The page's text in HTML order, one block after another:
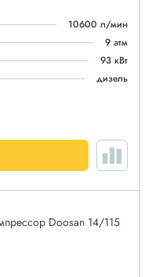
10600 л/мин
9 атм
93 кВт
дизель
Doosan 14/115